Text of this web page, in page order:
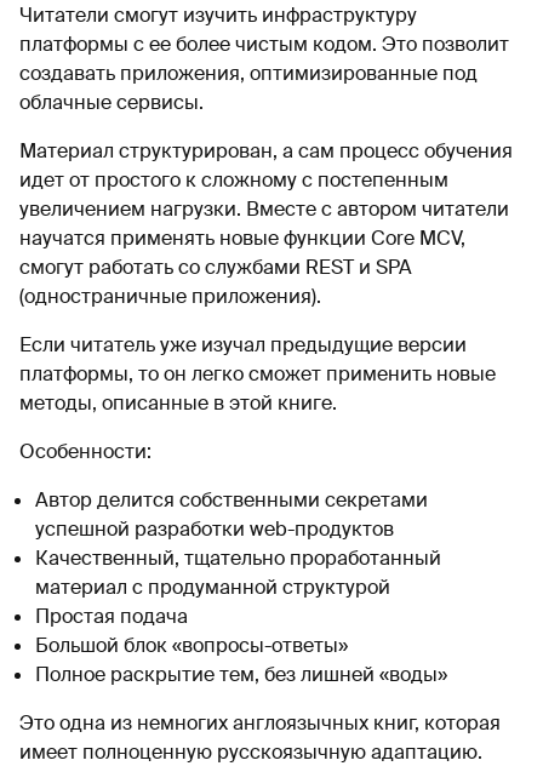
Читатели смогут изучить инфраструктуру
платформы с ее более чистым кодом. Это позволит
создавать приложения, оптимизированные под
облачные сервисы.
Материал структурирован, а сам процесс обучения
идет от простого к сложному с постепенным
увеличением нагрузки. Вместе с автором читатели
научатся применять новые функции Core MCV,
смогут работать со службами REST и SPA
(одностраничные приложения).
Если читатель уже изучал предыдущие версии
платформы, то он легко сможет применить новые
методы, описанные в этой книге.
Особенности:
Автор делится собственными секретами
успешной разработки web-продуктов
Качественный, тщательно проработанный
материал с продуманной структурой
Простая подача
Большой блок «вопросы-ответы»
Полное раскрытие тем, без лишней «воды»
Это одна из немногих англоязычных книг, которая
имеет полноценную русскоязычную адаптацию.